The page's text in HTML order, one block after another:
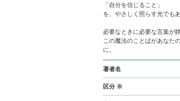
「自分を信じること」
を、やさしく照らす光でもあ
必要なときに必要な言葉が
この魔法のことばがあなた
に。
著者名
区分 ※